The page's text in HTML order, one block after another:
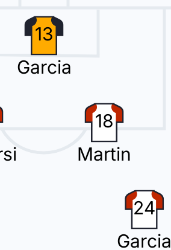
di gioco, al suo posto entra Borja Iglesias.
che rimpiazza Hugo Alvarez.
13
Garcia
18
Martin
24
Garcia